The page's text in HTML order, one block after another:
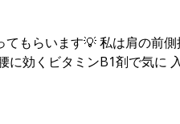
もらいます💡 私は肩の前
に効くビタミンB1剤で気に